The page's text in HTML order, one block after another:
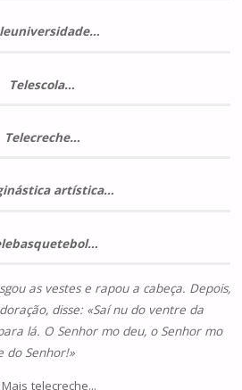
Telescola…
Telecreche…
artística…
as vestes e ra­pou a cabeça. Depois,
disse: «Saí nu do ventre da
lá. O Senhor mo deu, o Senhor mo
do Senhor!»